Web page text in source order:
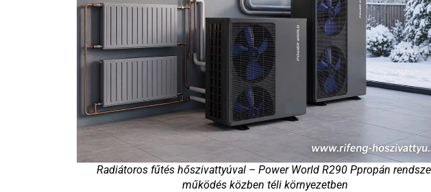
Radiátoros fűtés hőszivattyúval – Power World R290 Ppropán
működés közben téli környezetben